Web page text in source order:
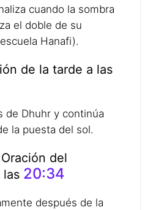
cuando la sombra
el doble de su
Hanafi).
de la tarde a las
de Dhuhr y continúa
la puesta del sol.
del
las 20:34
después de la